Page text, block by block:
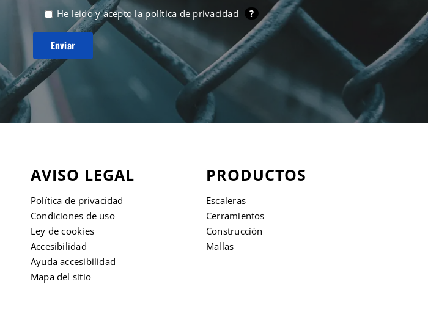
He leido y acepto la política de privacidad ?
AVISO LEGAL
Política de privacidad
Condiciones de uso
Ley de cookies
Accesibilidad
Ayuda accesibilidad
Mapa del sitio
PRODUCTOS
Escaleras
Cerramientos
Construcción
Mallas